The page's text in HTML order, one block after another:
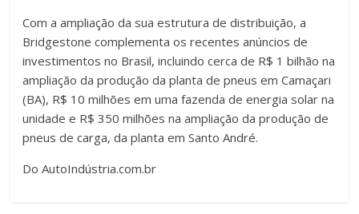
Com a ampliação da sua estrutura de distribuição, a
Bridgestone complementa os recentes anúncios de
investimentos no Brasil, incluindo cerca de R$ 1 bilhão na
ampliação da produção da planta de pneus em Camaçari
(BA), R$ 10 milhões em uma fazenda de energia solar na
unidade e R$ 350 milhões na ampliação da produção de
pneus de carga, da planta em Santo André.
Do AutoIndústria.com.br